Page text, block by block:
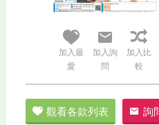
加入最
愛
加入詢
問
加入比
較
觀看各款列表 詢